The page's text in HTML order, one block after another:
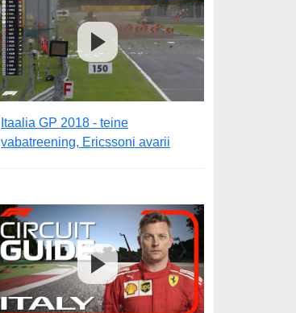
Itaalia GP 2018 - teine
vabatreening, Ericssoni avarii